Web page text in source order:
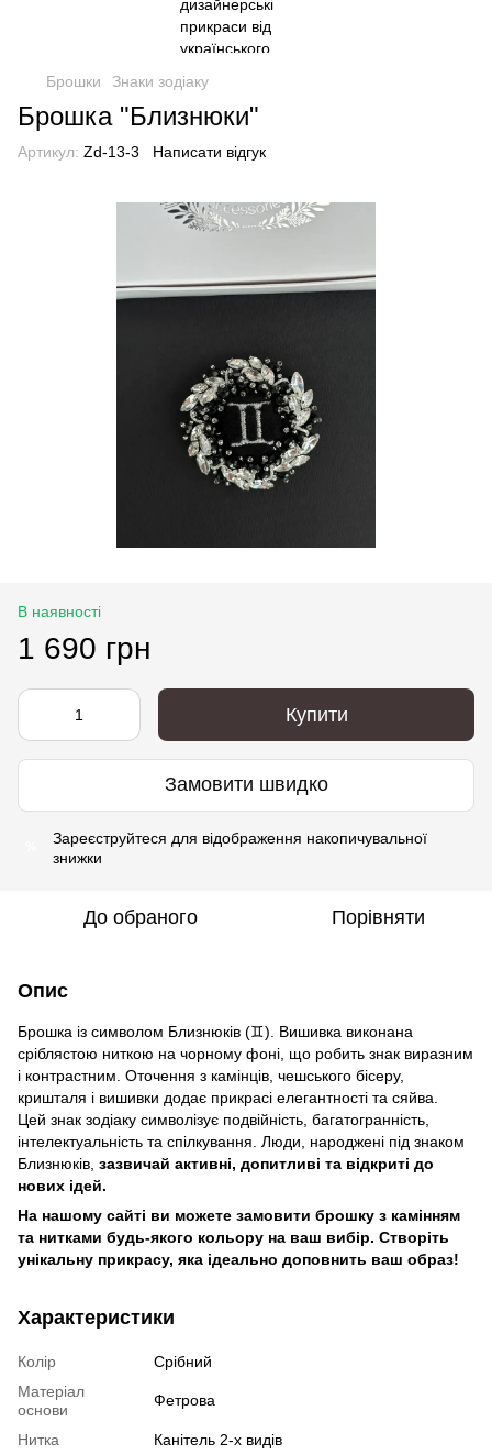
Брошки Знаки зодіаку
Брошка "Близнюки"
Артикул: Zd-13-3 Написати відгук
В наявності
1 690 грн
Купити
Замовити швидко
Зареєструйтеся для відображення накопичувальної
знижки
До обраного Порівняти
Опис
Брошка із символом Близнюків (♊️). Вишивка виконана
сріблястою ниткою на чорному фоні, що робить знак виразним
і контрастним. Оточення з камінців, чешського бісеру,
кришталя і вишивки додає прикрасі елегантності та сяйва.
Цей знак зодіаку символізує подвійність, багатогранність,
інтелектуальність та спілкування. Люди, народжені під знаком
Близнюків, зазвичай активні, допитливі та відкриті до
нових ідей.
На нашому сайті ви можете замовити брошку з камінням
та нитками будь-якого кольору на ваш вибір. Створіть
унікальну прикрасу, яка ідеально доповнить ваш образ!
Характеристики
Колір
Срібний
Матеріал
основи
Фетрова
Нитка
Канітель 2-х видів